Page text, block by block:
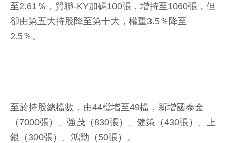
至2.61％，貿聯-KY加碼100張，增持至1060張，但
卻由第五大持股降至第十大，權重3.5％降至
2.5％。
至於持股總檔數，由44檔增至49檔，新增國泰金
（7000張）、強茂（830張）、健策（430張）、上
銀（300張）、鴻勁（50張）。